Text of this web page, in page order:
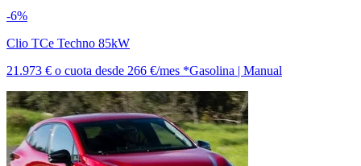
-6%
Clio TCe Techno 85kW
21.973 € o cuota desde 266 €/mes *Gasolina | Manual